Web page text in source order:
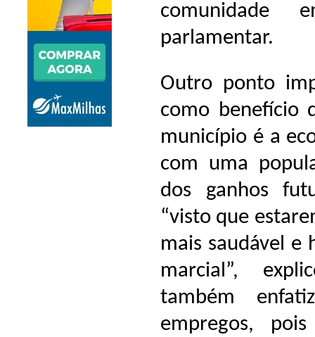
comunidade
parlamentar.
Outro ponto
como benefício
município é a
com uma
dos ganhos
“visto que
mais saudável e
marcial”,
também
empregos,